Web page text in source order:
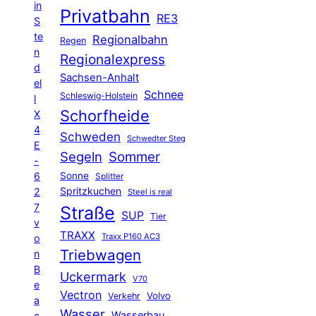
in
S
te
n
d
el
l
X
4
E
-
6
2
7
v
o
n
B
e
a
Privatbahn RE3
Regen Regionalbahn
Regionalexpress
Sachsen-Anhalt
Schleswig-Holstein Schnee
Schorfheide
Schweden Schwedter Steg
Segeln Sommer
Sonne Splitter
Spritzkuchen Steel is real
Straße SUP Tier
TRAXX Traxx P160 AC3
Triebwagen
Uckermark V70
Vectron Verkehr Volvo